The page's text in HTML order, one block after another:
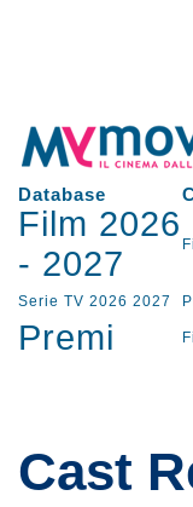
Database
Film 2026
- 2027
Serie TV 2026 2027
Premi
Cast